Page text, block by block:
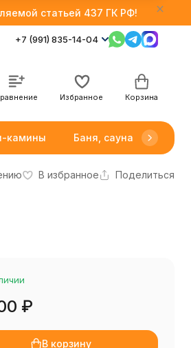
статьей 437 ГК РФ!
+7 (991) 835-14-04
Избранное Корзина
камины Баня, сауна
В избранное Поделиться
₽
В корзину